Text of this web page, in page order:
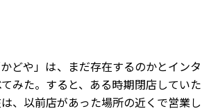
どや」は、まだ存在するのかとインタ
みた。すると、ある時期閉店していた
、以前店があった場所の近くで営業し